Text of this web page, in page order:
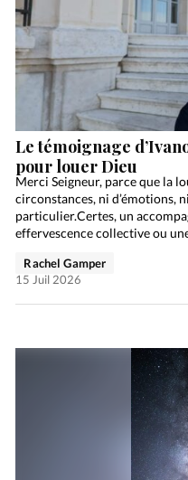
Le témoignage
pour louer Dieu
Merci Seigneur, parce que la
circonstances, ni d’émotions,
particulier.Certes, un
effervescence collective ou
Rachel Gamper
15 Juil 2026